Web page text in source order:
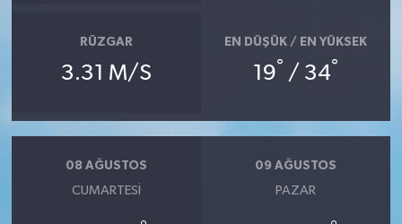
RÜZGAR
3.31 M/S
EN DÜŞÜK / EN YÜKSEK
19° / 34°
08 AĞUSTOS
CUMARTESI
09 AĞUSTOS
PAZAR